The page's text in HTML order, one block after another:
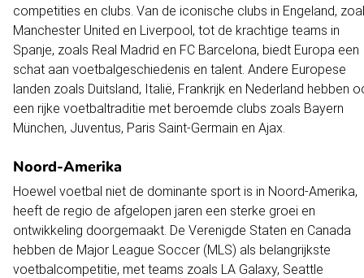
competities en clubs. Van de iconische clubs in Engeland,
Manchester United en Liverpool, tot de krachtige teams in
Spanje, zoals Real Madrid en FC Barcelona, biedt Europa een
schat aan voetbalgeschiedenis en talent. Andere Europese
landen zoals Duitsland, Italië, Frankrijk en Nederland hebben
een rijke voetbaltraditie met beroemde clubs zoals Bayern
München, Juventus, Paris Saint-Germain en Ajax.
Noord-Amerika
Hoewel voetbal niet de dominante sport is in Noord-Amerika,
heeft de regio de afgelopen jaren een sterke groei en
ontwikkeling doorgemaakt. De Verenigde Staten en Canada
hebben de Major League Soccer (MLS) als belangrijkste
voetbalcompetitie, met teams zoals LA Galaxy, Seattle